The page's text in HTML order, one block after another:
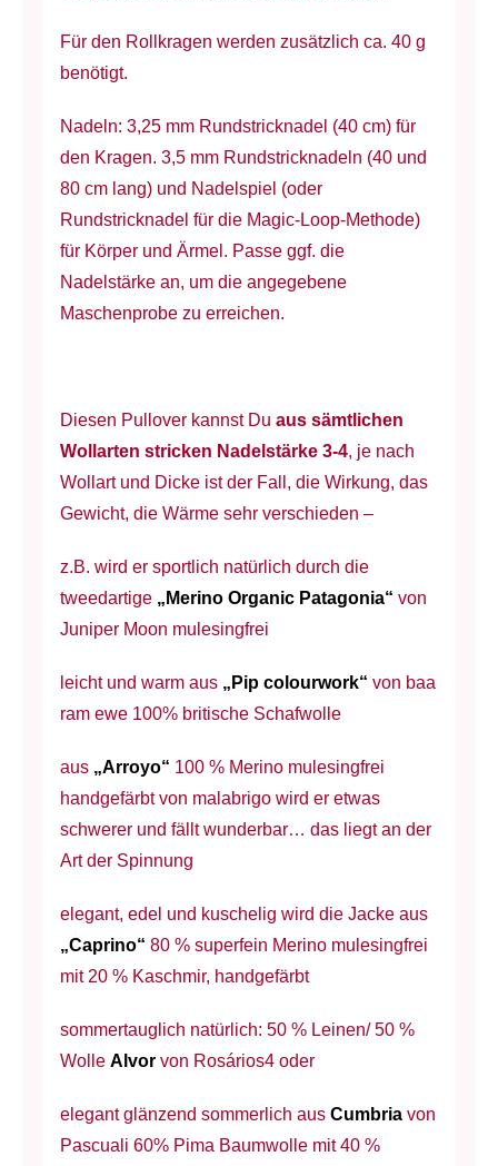
Für den Rollkragen werden zusätzlich ca. 40 g
benötigt.
Nadeln: 3,25 mm Rundstricknadel (40 cm) für
den Kragen. 3,5 mm Rundstricknadeln (40 und
80 cm lang) und Nadelspiel (oder
Rundstricknadel für die Magic-Loop-Methode)
für Körper und Ärmel. Passe ggf. die
Nadelstärke an, um die angegebene
Maschenprobe zu erreichen.
Diesen Pullover kannst Du aus sämtlichen
Wollarten stricken Nadelstärke 3-4, je nach
Wollart und Dicke ist der Fall, die Wirkung, das
Gewicht, die Wärme sehr verschieden –
z.B. wird er sportlich natürlich durch die
tweedartige „Merino Organic Patagonia“ von
Juniper Moon mulesingfrei
leicht und warm aus „Pip colourwork“ von baa
ram ewe 100% britische Schafwolle
aus „Arroyo“ 100 % Merino mulesingfrei
handgefärbt von malabrigo wird er etwas
schwerer und fällt wunderbar… das liegt an der
Art der Spinnung
elegant, edel und kuschelig wird die Jacke aus
„Caprino“ 80 % superfein Merino mulesingfrei
mit 20 % Kaschmir, handgefärbt
sommertauglich natürlich: 50 % Leinen/ 50 %
Wolle Alvor von Rosários4 oder
elegant glänzend sommerlich aus Cumbria von
Pascuali 60% Pima Baumwolle mit 40 %